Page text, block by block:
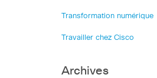
Transformation numérique
Travailler chez Cisco
Archives